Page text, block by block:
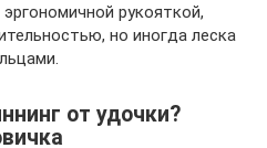
рукояткой,
но иногда леска
от удочки?